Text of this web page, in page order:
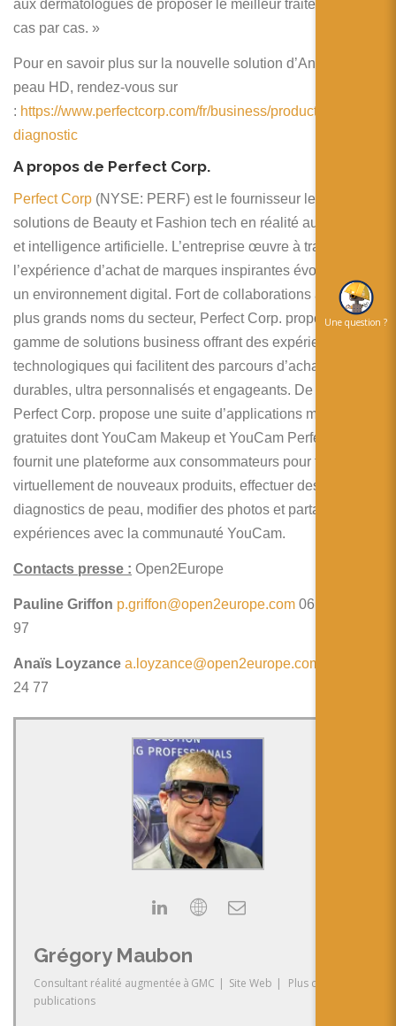
aux dermatologues de proposer le meilleur traitement au
cas par cas. »
Pour en savoir plus sur la nouvelle solution d’Analyse de
peau HD, rendez-vous sur
: https://www.perfectcorp.com/fr/business/products/ai-skin-
diagnostic
A propos de Perfect Corp.
Perfect Corp (NYSE: PERF) est le fournisseur leader de
solutions de Beauty et Fashion tech en réalité augmentée
et intelligence artificielle. L’entreprise œuvre à transformer
l’expérience d’achat de marques inspirantes évoluant dans
un environnement digital. Fort de collaborations avec les
plus grands noms du secteur, Perfect Corp. propose une
gamme de solutions business offrant des expériences
technologiques qui facilitent des parcours d’achat
durables, ultra personnalisés et engageants. De plus,
Perfect Corp. propose une suite d’applications mobiles
gratuites dont YouCam Makeup et YouCam Perfect, et
fournit une plateforme aux consommateurs pour tester
virtuellement de nouveaux produits, effectuer des
diagnostics de peau, modifier des photos et partager des
expériences avec la communauté YouCam.
Contacts presse : Open2Europe
Pauline Griffon p.griffon@open2europe.com 06 50 18 65
97
Anaïs Loyzance a.loyzance@open2europe.com
24 77
Grégory Maubon
Consultant réalité augmentée à GMC | Site Web |
Plus de
publications
Une question ?